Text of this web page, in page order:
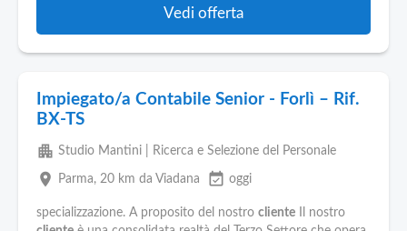
Vedi offerta
Impiegato/a Contabile Senior - Forlì – Rif.
BX-TS
apartment Studio Mantini | Ricerca e Selezione del Personale
place Parma, 20 km da Viadana event_available oggi
specializzazione. A proposito del nostro cliente Il nostro